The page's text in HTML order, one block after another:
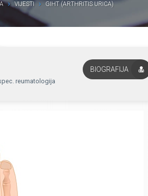
VIJESTI GIHT (ARTHRITIS URICA)
reumatologija
BIOGRAFIJA